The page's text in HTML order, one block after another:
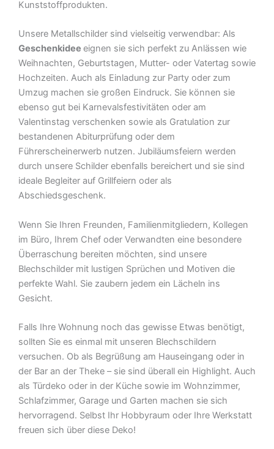
Kunststoffprodukten.
Unsere Metallschilder sind vielseitig verwendbar: Als
Geschenkidee eignen sie sich perfekt zu Anlässen wie
Weihnachten, Geburtstagen, Mutter- oder Vatertag sowie
Hochzeiten. Auch als Einladung zur Party oder zum
Umzug machen sie großen Eindruck. Sie können sie
ebenso gut bei Karnevalsfestivitäten oder am
Valentinstag verschenken sowie als Gratulation zur
bestandenen Abiturprüfung oder dem
Führerscheinerwerb nutzen. Jubiläumsfeiern werden
durch unsere Schilder ebenfalls bereichert und sie sind
ideale Begleiter auf Grillfeiern oder als
Abschiedsgeschenk.
Wenn Sie Ihren Freunden, Familienmitgliedern, Kollegen
im Büro, Ihrem Chef oder Verwandten eine besondere
Überraschung bereiten möchten, sind unsere
Blechschilder mit lustigen Sprüchen und Motiven die
perfekte Wahl. Sie zaubern jedem ein Lächeln ins
Gesicht.
Falls Ihre Wohnung noch das gewisse Etwas benötigt,
sollten Sie es einmal mit unseren Blechschildern
versuchen. Ob als Begrüßung am Hauseingang oder in
der Bar an der Theke – sie sind überall ein Highlight. Auch
als Türdeko oder in der Küche sowie im Wohnzimmer,
Schlafzimmer, Garage und Garten machen sie sich
hervorragend. Selbst Ihr Hobbyraum oder Ihre Werkstatt
freuen sich über diese Deko!